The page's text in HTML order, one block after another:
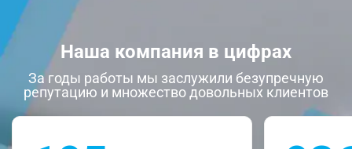
Наша компания в цифрах
За годы работы мы заслужили безупречную
репутацию и множество довольных клиентов